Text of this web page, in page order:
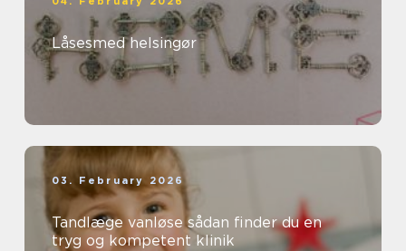
Låsesmed helsingør
03. February 2026
Tandlæge vanløse sådan finder du en
tryg og kompetent klinik